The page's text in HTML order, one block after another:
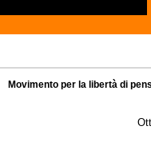
Movimento per la libertà di